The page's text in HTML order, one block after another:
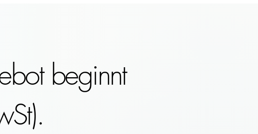
beginnt